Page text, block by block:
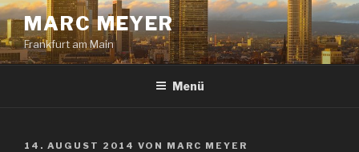
Zum
Inhalt
springen
MARC MEYER
Frankfurt am Main
Menü
VERÖFFENTLICHT
14. AUGUST 2014 VON MARC MEYER